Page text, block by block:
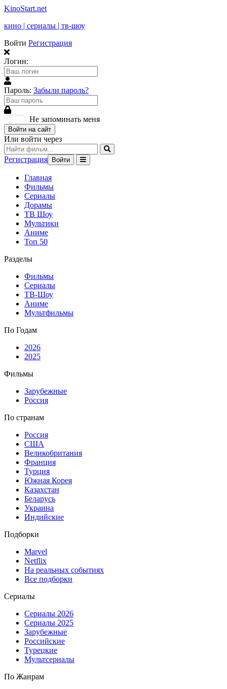
KinoStart.net
кино | сериалы | тв-шоу
Войти Регистрация
Логин:
Пароль: Забыли пароль?
Не запоминать меня
Войти на сайт
Или войти через
Регистрация Войти
Главная
Фильмы
Сериалы
Дорамы
ТВ Шоу
Мультики
Аниме
Топ 50
Разделы
Фильмы
Сериалы
ТВ-Шоу
Аниме
Мультфильмы
По Годам
2026
2025
Фильмы
Зарубежные
Россия
По странам
Россия
США
Великобритания
Франция
Турция
Южная Корея
Казахстан
Беларусь
Украина
Индийские
Подборки
Marvel
Netflix
На реальных событиях
Все подборки
Сериалы
Сериалы 2026
Сериалы 2025
Зарубежные
Российские
Турецкие
Мультсериалы
По Жанрам